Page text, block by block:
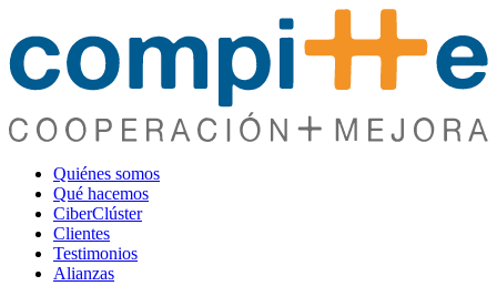
Quiénes somos
Qué hacemos
CiberClúster
Clientes
Testimonios
Alianzas